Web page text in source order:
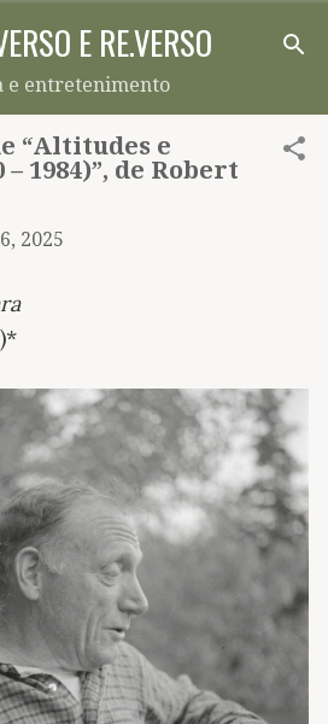
o conteúdo principal
E RE.VERSO
entretenimento
“Altitudes e
1984)”, de Robert
2025